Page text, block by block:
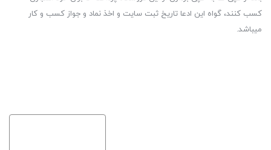
کسب کنند، گواه این ادعا تاریخ ثبت سایت و اخذ نماد و جواز کسب و کار
میباشد.